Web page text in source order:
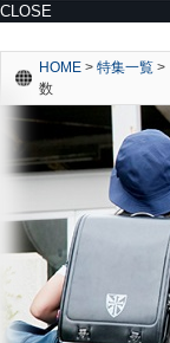
CLOSE
HOME > 特集一覧 >
数